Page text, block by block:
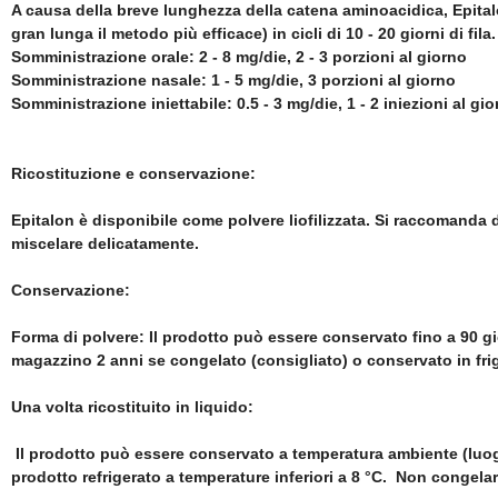
A causa della breve lunghezza della catena aminoacidica,
gran lunga il metodo più efficace) in cicli di 10 - 20 giorni di fila.
Somministrazione orale: 2 - 8 mg/die, 2 - 3 porzioni al giorno
Somministrazione nasale: 1 - 5 mg/die, 3 porzioni al giorno
Somministrazione iniettabile: 0.5 - 3 mg/die, 1 - 2 iniezioni al
Ricostituzione e conservazione:
Epitalon è disponibile come polvere liofilizzata. Si
miscelare delicatamente.
Conservazione:
Forma di polvere: Il prodotto può essere conservato fino a 90
magazzino 2 anni se congelato (consigliato) o conservato in
Una volta ricostituito in liquido:
Il prodotto può essere conservato a temperatura ambiente
prodotto refrigerato a temperature inferiori a 8 °C. Non